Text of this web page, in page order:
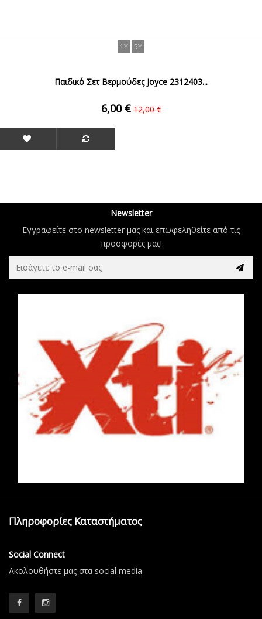
1Y 5Y
Παιδικό Σετ Βερμούδες Joyce 2312403...
6,00 € 12,00 €
Newsletter
Εγγραφείτε στο newsletter μας και επωφεληθείτε από τις
προσφορές μας!
Πληροφορίες Καταστήματος
Social Connect
Aκολουθήστε μας στα social media